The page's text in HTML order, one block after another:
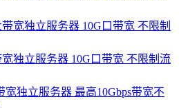
宽独立服务器 10G口带宽 不限制流